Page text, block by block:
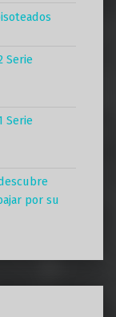
Serie
Serie
por su